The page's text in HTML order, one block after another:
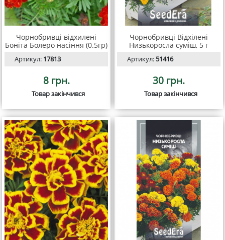
Чорнобривці відхилені
Боніта Болеро насіння (0.5гр)
Артикул: 17813
8 грн.
Товар закінчився
Чорнобривці Відхілені
Низькоросла суміш, 5 г
Артикул:51416
30 грн.
Товар закінчився